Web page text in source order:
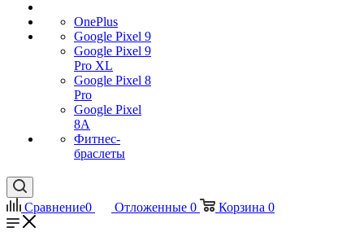
OnePlus
Google Pixel 9
Google Pixel 9
Pro XL
Google Pixel 8
Pro
Google Pixel
8A
Фитнес-
браслеты
Сравнение0 Отложенные 0 Корзина 0